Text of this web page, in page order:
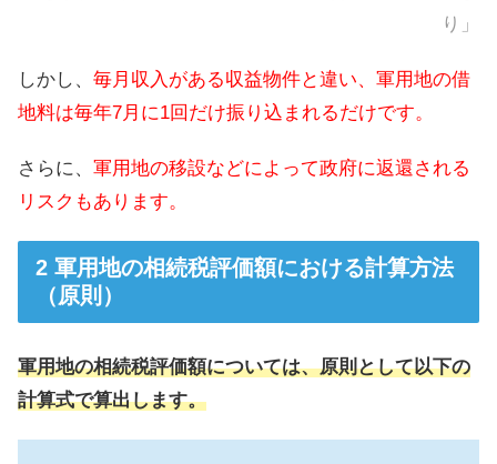
り」
しかし、 毎月収入がある収益物件と違い、軍用地の借
地料は毎年7月に1回だけ振り込まれるだけです。
さらに、 軍用地の移設などによって政府に返還される
リスクもあります。
軍用地の相続税評価額における計算方法
（原則）
軍用地の相続税評価額については、原則として以下の
計算式で算出します。